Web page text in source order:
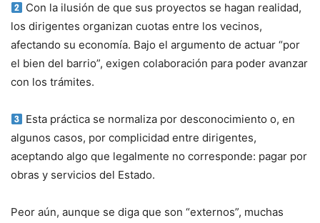
Con la ilusión de que sus proyectos se hagan realidad,
los dirigentes organizan cuotas entre los vecinos,
afectando su economía. Bajo el argumento de actuar “por
el bien del barrio”, exigen colaboración para poder avanzar
con los trámites.
Esta práctica se normaliza por desconocimiento o, en
algunos casos, por complicidad entre dirigentes,
aceptando algo que legalmente no corresponde: pagar por
obras y servicios del Estado.
Peor aún, aunque se diga que son “externos”, muchas